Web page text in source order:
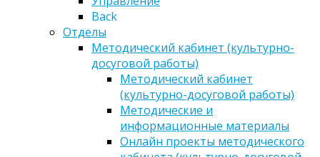
Back
Отделы
Методический кабинет (культурно-
досуговой работы)
Методический кабинет
(культурно-досуговой работы)
Методические и
информационные материалы
Онлайн проекты методического